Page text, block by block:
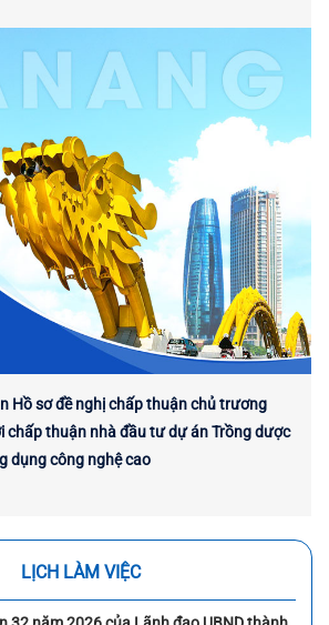
Hồ sơ đề nghị chấp thuận chủ trương
chấp thuận nhà đầu tư dự án Trồng dược
dụng công nghệ cao
LỊCH LÀM VIỆC